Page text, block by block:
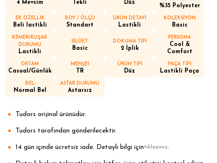
4 Mevsim Tekli Düz
%35 Polyester
EK ÖZELLİK
Beli lastikli
BOY / ÖLÇÜ
Standart
ÜRÜN DETAYI
Lastikli
KOLEKSİYON
Basic
KEMER/KUŞAK
DURUMU
Lastikli
SİLÜET
Basic
DOKUMA TİPİ
2 İplik
PERSONA
Cool &
Comfort
ORTAM
Casual/Günlük
MENŞEİ
TR
ÜRÜN TİPİ
Düz
PAÇA TİPİ
Lastikli Paça
BEL
Normal Bel
ASTAR DURUMU
Astarsız
Tudors orijinal ürünüdür.
Tudors tarafından gönderilecektir.
14 gün içinde ücretsiz iade. Detaylı bilgi içintıklayınız.